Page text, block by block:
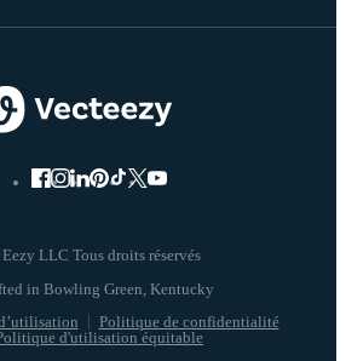
LLC Tous droits réservés
Politique de confidentialité
d'utilisation équitable